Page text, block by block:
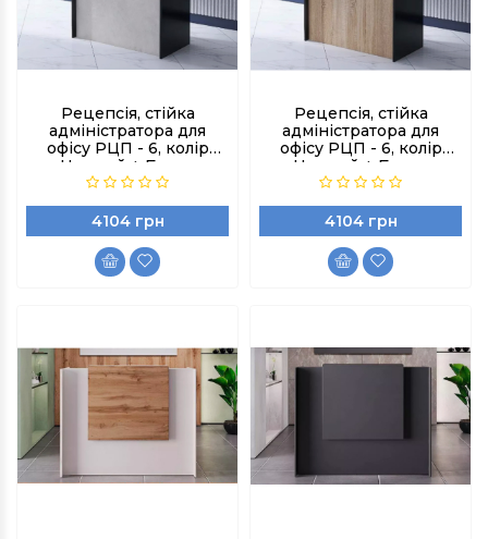
Рецепсія, стійка
адміністратора для
офісу РЦП - 6, колір
Чорний + Бетон
індастріал
4104 грн
Рецепсія, стійка
адміністратора для
офісу РЦП - 6, колір
Чорний + Бетон
індастріал
4104 грн